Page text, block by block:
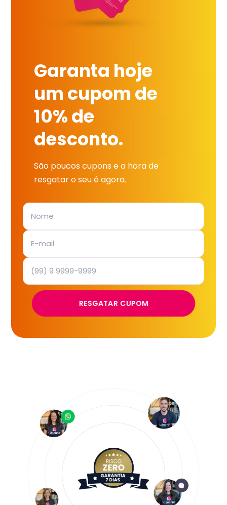
Garanta hoje
um cupom de
10% de
desconto.
São poucos cupons e a hora de
resgatar o seu é agora.
RESGATAR CUPOM